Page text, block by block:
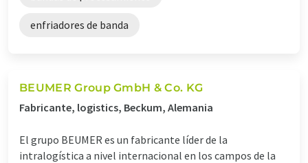
enfriadores de banda
BEUMER Group GmbH & Co. KG
Fabricante, logistics, Beckum, Alemania
El grupo BEUMER es un fabricante líder de la
intralogística a nivel internacional en los campos de la